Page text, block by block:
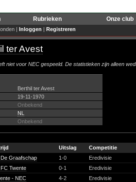
Rubrieken Onze club
| Inloggen | Registreren
ter Avest
niet voor NEC gespeeld. De statistieken zijn alleen
Berthil ter Avest
19-11-1970
Onbekend
NL
Onbekend
Uitslag
Competitie
Graafschap 1-0
Eredivisie
Twente 0-1
Eredivisie
- NEC 4-2
Eredivisie